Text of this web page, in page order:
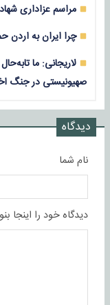
مراسم عزاداری
چرا ایران به اردن
لاریجانی: ما
صهیونیستی در جنگ
دیدگاه
نام شما
دیدگاه خود را اینجا